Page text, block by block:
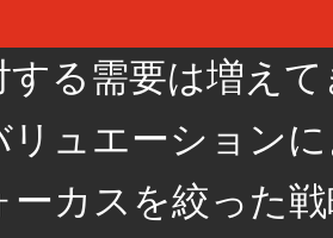
する需要は増え
ュエーション
カスを絞った